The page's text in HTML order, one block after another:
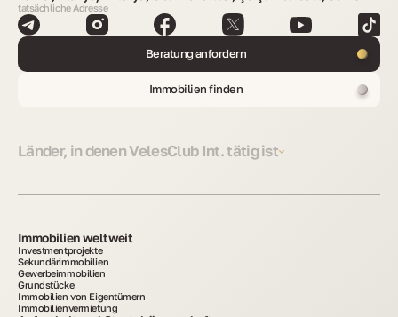
tatsächliche Adresse
Beratung anfordern
Immobilien finden
Länder, in denen VelesClub Int. tätig ist
Immobilien weltweit
Investmentprojekte
Sekundärimmobilien
Gewerbeimmobilien
Grundstücke
Immobilien von Eigentümern
Immobilienvermietung